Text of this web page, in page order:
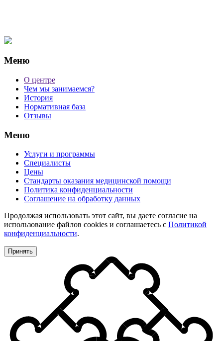
Меню
О центре
Чем мы занимаемся?
История
Нормативная база
Отзывы
Меню
Услуги и программы
Специалисты
Цены
Стандарты оказания медицинской помощи
Политика конфиденциальности
Соглашение на обработку данных
Продолжая использовать этот сайт, вы даете согласие на
использование файлов cookies и соглашаетесь с Политикой
конфиденциальности.
Принять